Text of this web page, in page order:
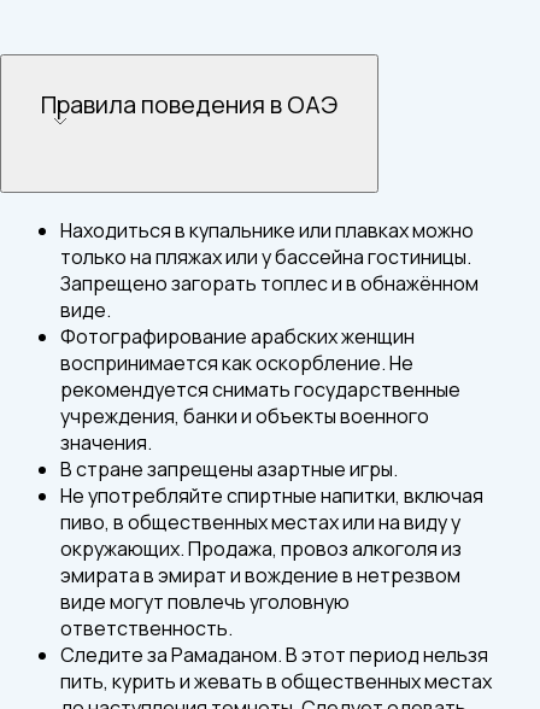
Правила поведения в ОАЭ
Находиться в купальнике или плавках можно
только на пляжах или у бассейна гостиницы.
Запрещено загорать топлес и в обнажённом
виде.
Фотографирование арабских женщин
воспринимается как оскорбление. Не
рекомендуется снимать государственные
учреждения, банки и объекты военного
значения.
В стране запрещены азартные игры.
Не употребляйте спиртные напитки, включая
пиво, в общественных местах или на виду у
окружающих. Продажа, провоз алкоголя из
эмирата в эмират и вождение в нетрезвом
виде могут повлечь уголовную
ответственность.
Следите за Рамаданом. В этот период нельзя
пить, курить и жевать в общественных местах